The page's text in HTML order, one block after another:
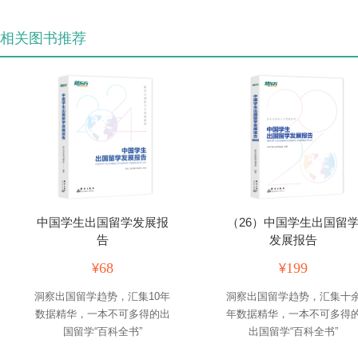
相关图书推荐
中国学生出国留学发展报
告
¥68
洞察出国留学趋势，汇集10年
数据精华，一本不可多得的出
国留学“百科全书”
（26）中国学生出国留
发展报告
¥199
洞察出国留学趋势，汇集十
年数据精华，一本不可多得
出国留学“百科全书”